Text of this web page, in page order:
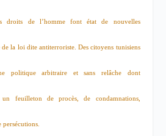
droits de l’homme font état de nouvelles
de la loi dite antiterroriste. Des citoyens tunisiens
politique arbitraire et sans relâche dont
un feuilleton de procès, de condamnations,
persécutions.